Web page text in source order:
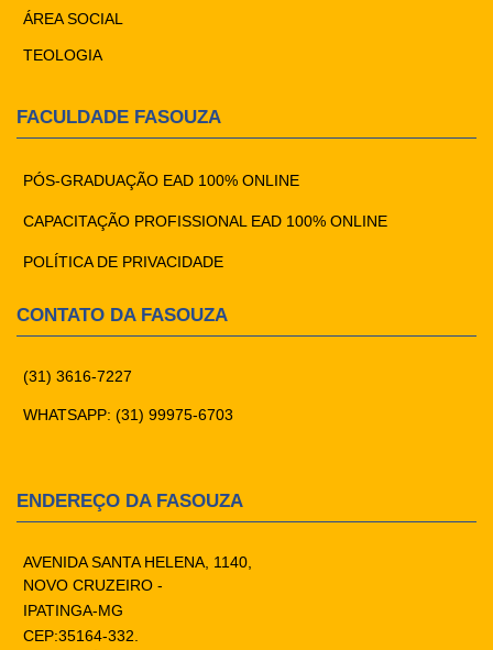
ÁREA SOCIAL
TEOLOGIA
FACULDADE FASOUZA
PÓS-GRADUAÇÃO EAD 100% ONLINE
CAPACITAÇÃO PROFISSIONAL EAD 100% ONLINE
POLÍTICA DE PRIVACIDADE
CONTATO DA FASOUZA
(31) 3616-7227
WHATSAPP: (31) 99975-6703
ENDEREÇO DA FASOUZA
AVENIDA SANTA HELENA, 1140,
NOVO CRUZEIRO -
IPATINGA-MG
CEP:35164-332.